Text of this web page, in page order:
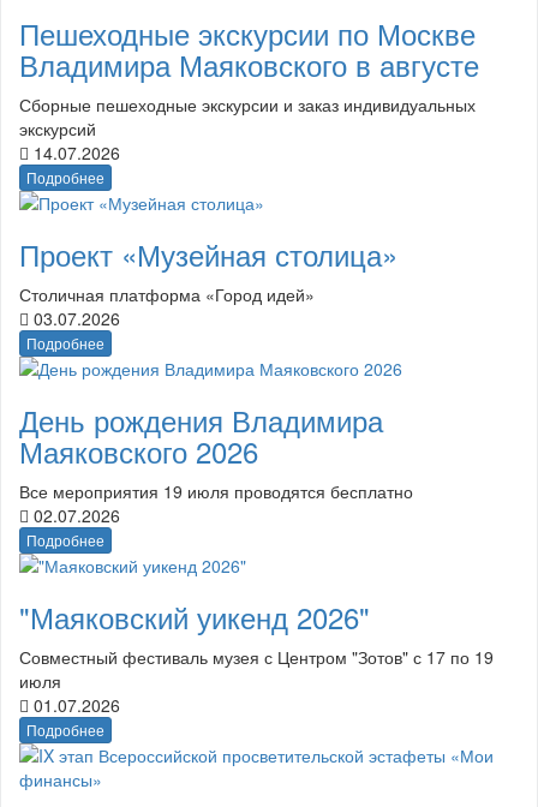
Пешеходные экскурсии по Москве
Владимира Маяковского в августе
Сборные пешеходные экскурсии и заказ индивидуальных
экскурсий
14.07.2026
Подробнее
Проект «Музейная столица»
Столичная платформа «Город идей»
03.07.2026
Подробнее
День рождения Владимира
Маяковского 2026
Все мероприятия 19 июля проводятся бесплатно
02.07.2026
Подробнее
"Маяковский уикенд 2026"
Совместный фестиваль музея с Центром "Зотов" с 17 по 19
июля
01.07.2026
Подробнее